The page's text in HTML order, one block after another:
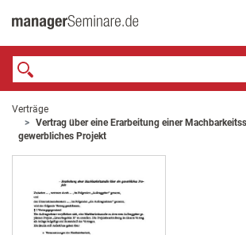
Verträge
Vertrag über eine Erarbeitung einer
gewerbliches Projekt